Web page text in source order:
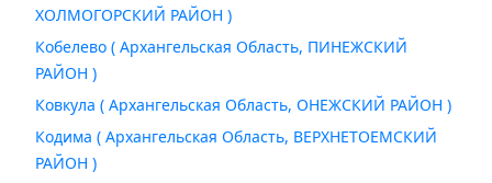
ХОЛМОГОРСКИЙ РАЙОН )
Кобелево ( Архангельская Область, ПИНЕЖСКИЙ
РАЙОН )
Ковкула ( Архангельская Область, ОНЕЖСКИЙ РАЙОН )
Кодима ( Архангельская Область, ВЕРХНЕТОЕМСКИЙ
РАЙОН )